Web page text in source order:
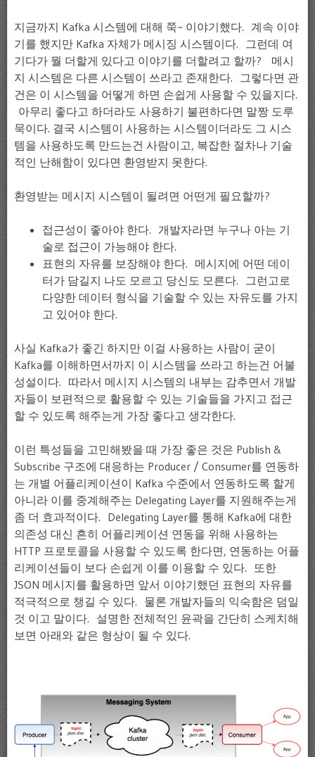
지금까지 Kafka 시스템에 대해 쭉~ 이야기했다. 계속 이야
기를 했지만 Kafka 자체가 메시징 시스템이다. 그런데 여
기다가 뭘 더할게 있다고 이야기를 더할려고 할까? 메시
지 시스템은 다른 시스템이 쓰라고 존재한다. 그렇다면 관
건은 이 시스템을 어떻게 하면 손쉽게 사용할 수 있을지다.
아무리 좋다고 하더라도 사용하기 불편하다면 말짱 도루
묵이다. 결국 시스템이 사용하는 시스템이더라도 그 시스
템을 사용하도록 만드는건 사람이고, 복잡한 절차나 기술
적인 난해함이 있다면 환영받지 못한다.
환영받는 메시지 시스템이 될려면 어떤게 필요할까?
접근성이 좋아야 한다. 개발자라면 누구나 아는 기
술로 접근이 가능해야 한다.
표현의 자유를 보장해야 한다. 메시지에 어떤 데이
터가 담길지 나도 모르고 당신도 모른다. 그런고로
다양한 데이터 형식을 기술할 수 있는 자유도를 가지
고 있어야 한다.
사실 Kafka가 좋긴 하지만 이걸 사용하는 사람이 굳이
Kafka를 이해하면서까지 이 시스템을 쓰라고 하는건 어불
성설이다. 따라서 메시지 시스템의 내부는 감추면서 개발
자들이 보편적으로 활용할 수 있는 기술들을 가지고 접근
할 수 있도록 해주는게 가장 좋다고 생각한다.
이런 특성들을 고민해봤을 때 가장 좋은 것은 Publish &
Subscribe 구조에 대응하는 Producer / Consumer를 연동하
는 개별 어플리케이션이 Kafka 수준에서 연동하도록 할게
아니라 이를 중계해주는 Delegating Layer를 지원해주는게
좀 더 효과적이다. Delegating Layer를 통해 Kafka에 대한
의존성 대신 흔히 어플리케이션 연동을 위해 사용하는
HTTP 프로토콜을 사용할 수 있도록 한다면, 연동하는 어플
리케이션들이 보다 손쉽게 이를 이용할 수 있다. 또한
JSON 메시지를 활용하면 앞서 이야기했던 표현의 자유를
적극적으로 챙길 수 있다. 물론 개발자들의 익숙함은 덤일
것 이고 말이다. 설명한 전체적인 윤곽을 간단히 스케치해
보면 아래와 같은 형상이 될 수 있다.